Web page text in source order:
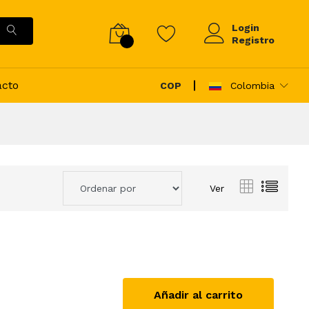
Login
Registro
COP Colombia
Ver
Añadir al carrito